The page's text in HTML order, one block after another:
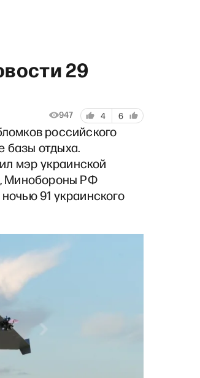
29
947 4 6
российского
базы отдыха.
мэр украинской
Минобороны РФ
91 украинского
в отставку?